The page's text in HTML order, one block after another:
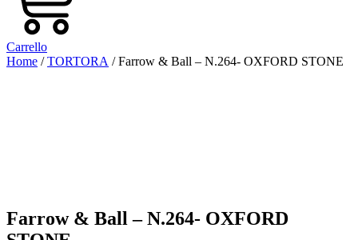
Carrello
Home /TORTORA / Farrow & Ball – N.264- OXFORD STONE
Farrow & Ball – N.264- OXFORD